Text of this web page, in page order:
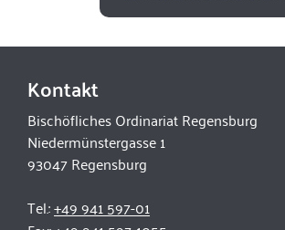
Kontakt
Bischöfliches Ordinariat Regensburg
Niedermünstergasse 1
93047 Regensburg
Tel.:+49 941 597-01